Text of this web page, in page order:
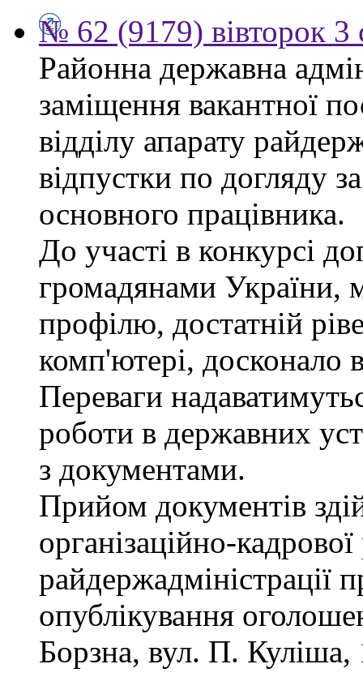
№ 62 (9179) вівторок 3
Районна державна
заміщення вакантної
відділу апарату
відпустки по догляду
основного працівника.
До участі в конкурсі
громадянами України,
профілю, достатній
комп'ютері, досконало
Переваги
роботи в державних
з документами.
Прийом документів
організаційно-
райдержадміністрації
опублікування
Борзна, вул. П.